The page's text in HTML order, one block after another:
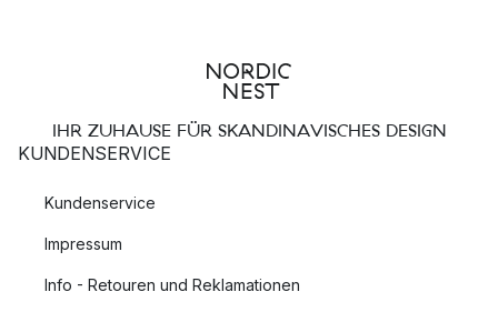
IHR ZUHAUSE FÜR SKANDINAVISCHES DESIGN
KUNDENSERVICE
Kundenservice
Impressum
Info - Retouren und Reklamationen